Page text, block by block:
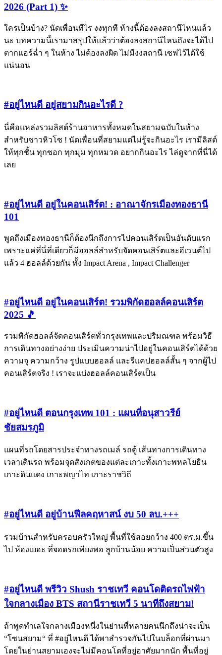
2026 (Part 1) ✨
ใครเป็นบ้าง? นัดเพื่อนทีไร งงทุกที ห้างนี้ต้องลงสถานีไหนแล้ว
นะ บทความนี้เรามาสรุปให้แล้วว่าต้องลงสถานีไหนถึงจะได้ไป
ตากแอร์ฉ่ำ ๆ ในห้าง ไม่ต้องลงผิด ไม่มีงงสถานี เซฟไว้ได้ใช้
แน่นอน
#อยู่ไหนดี อยู่สยามกินอะไรดี ?
นี่คือแหล่งรวมลิสต์ร้านอาหารทั้งหมดในสยามฉบับในห้าง
สำหรับชาวหิวโซ ! นัดเพื่อนที่สยามแต่ไม่รู้จะกินอะไร เรามีลิสต์
ให้ทุกชั้น ทุกซอก ทุกมุม ทุกหมวด อยากกินอะไร ไล่ดูจากที่นี่ได้
เลย
#อยู่ไหนดี อยู่ในคอนเสิร์ต! : อาณาจักรเมืองทองธานี
101
พูดถึงเมืองทองธานีก็ต้องนึกถึงการไปคอนเสิร์ตเป็นอันดับแรก
เพราะแค่ที่นี่ที่เดียวก็มีฮอลล์สำหรับจัดคอนเสิร์ตและอีเวนต์ไป
แล้ว 4 ฮอลล์ด้วยกัน ทั้ง Impact Arena , Impact Challenger
#อยู่ไหนดี อยู่ในคอนเสิร์ต! รวมพิกัดฮอลล์คอนเสิร์ต
2025 🎵
รวมพิกัดฮอลล์จัดคอนเสิร์ตทั่วกรุงเทพและปริมณฑล พร้อมวิธี
การเดินทางอย่างง่าย ประเมินความน่าไปอยู่ในคอนเสิร์ตได้ด้วย
ความจุ ความกว้าง รูปแบบฮอลล์ และรีแคปฮอลล์สั้น ๆ จากผู้ไป
คอนเสิร์ตจริง ! เราจะแบ่งฮอลล์คอนเสิร์ตเป็น
#อยู่ไหนดี ตอนกรุงเทพ 101 : แผนที่อนุสาวรีย์
ชัยสมรภูมิ
แผนที่รถโดยสารประจำทางรถเมล์ รถตู้ เส้นทางการเดินทาง
เวลาเดินรถ พร้อมจุดสังเกตของแต่ละเกาะทั้งเกาะพหลโยธิน
เกาะดินแดง เกาะพญาไท เกาะราชวิถี
#อยู่ไหนดี อยู่บ้านฟีลคฤหาสน์ งบ 50 ลบ.+++
รวมบ้านสำหรับครอบครัวใหญ่ พื้นที่ใช้สอยกว้าง 400 ตร.ม.ขึ้น
ไป ห้องเยอะ ที่จอดรถเพียงพอ ลูกบ้านน้อย ความเป็นส่วนตัวสูง
#อยู่ไหนดี พรีวิว Shush ราชเทวี คอนโดติดรถไฟฟ้า
ใจกลางเมือง BTS สถานีราชเทวี 5 นาทีถึงสยาม!
ถ้าพูดทำเลใจกลางเมืองหนึ่งในย่านที่หลายคนนึกถึงน่าจะเป็น
“โซนสยาม“ ที่ #อยู่ไหนดี ได้พาสำรวจกันไปในบล็อกที่ผ่านมา
โดยในย่านสยามเองจะไม่มีคอนโดที่อยู่อาศัยมากนัก พื้นที่อยู่